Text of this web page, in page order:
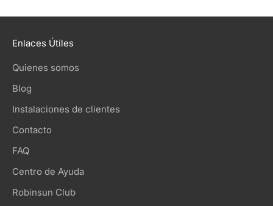
Enlaces Útiles
Quienes somos
Blog
Instalaciones de clientes
Contacto
FAQ
Centro de Ayuda
Robinsun Club